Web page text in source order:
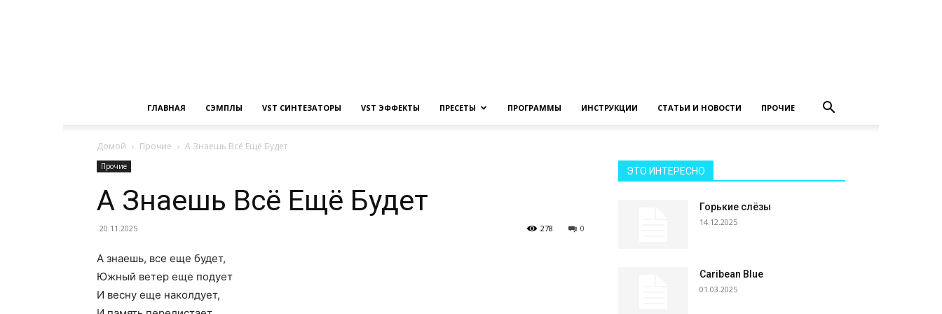
ГЛАВНАЯ СЭМПЛЫ VST СИНТЕЗАТОРЫ VST ЭФФЕКТЫ ПРЕСЕТЫ ПРОГРАММЫ ИНСТРУКЦИИ СТАТЬИ И НОВОСТИ ПРОЧИЕ
Домой Прочие А Знаешь Всё Ещё Будет
Прочие
А Знаешь Всё Ещё Будет
20.11.2025 0
278
А знаешь, все еще будет,
Южный ветер еще подует
И весну еще наколдует,
ЭТО ИНТЕРЕСНО
Горькие слёзы
14.12.2025
Caribean Blue
01.03.2025